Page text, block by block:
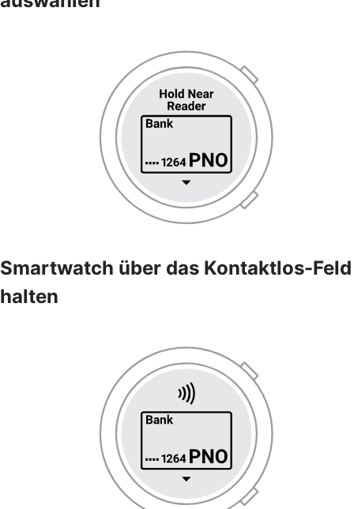
Smartwatch über das Kontaktlos-Feld
halten